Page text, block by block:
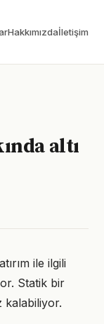
Hakkımızdaİletişim
altı
ile ilgili
Statik bir
kalabiliyor.